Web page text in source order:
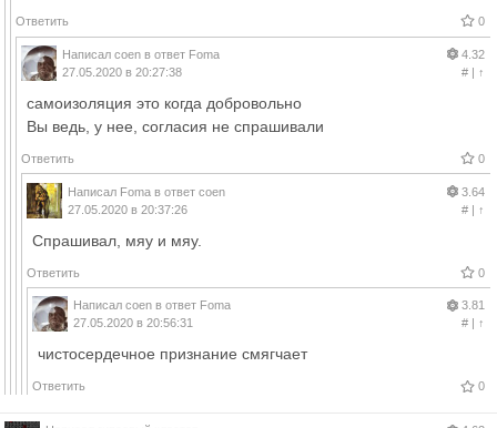
Ответить 0
Написал coen в ответ Foma
27.05.2020 в 20:27:38
4.32
#| ↑
самоизоляция это когда добровольно
Вы ведь, у нее, согласия не спрашивали
Ответить 0
Написал Foma в ответ coen
27.05.2020 в 20:37:26
3.64
#| ↑
Спрашивал, мяу и мяу.
Ответить 0
Написал coen в ответ Foma
27.05.2020 в 20:56:31
3.81
#| ↑
чистосердечное признание смягчает
Ответить 0